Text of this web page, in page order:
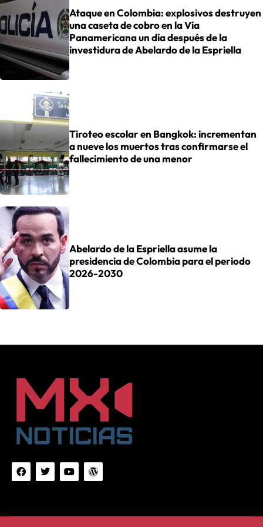
Ataque en Colombia: explosivos destruyen
una caseta de cobro en la Vía
Panamericana un día después de la
investidura de Abelardo de la Espriella
Tiroteo escolar en Bangkok: incrementan
a nueve los muertos tras confirmarse el
fallecimiento de una menor
Abelardo de la Espriella asume la
presidencia de Colombia para el periodo
2026-2030